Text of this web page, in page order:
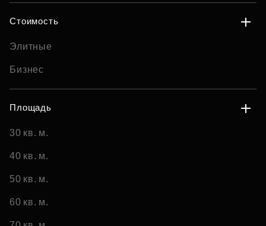
Стоимость
Элитные
Бизнес
Площадь
30 кв. м.
40 кв. м.
50 кв. м.
60 кв. м.